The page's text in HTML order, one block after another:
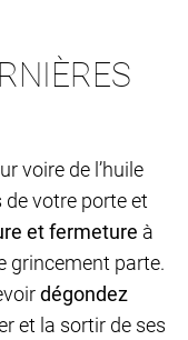
voire de l’huile
de votre porte et
et fermeture à
grincement parte.
dégondez
et la sortir de ses